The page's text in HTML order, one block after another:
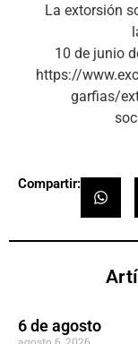
La extorsión
10 de junio
https://
garfias/
Compartir:
6 de agosto